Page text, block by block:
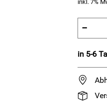
inkl. 7%
−
in 5-6